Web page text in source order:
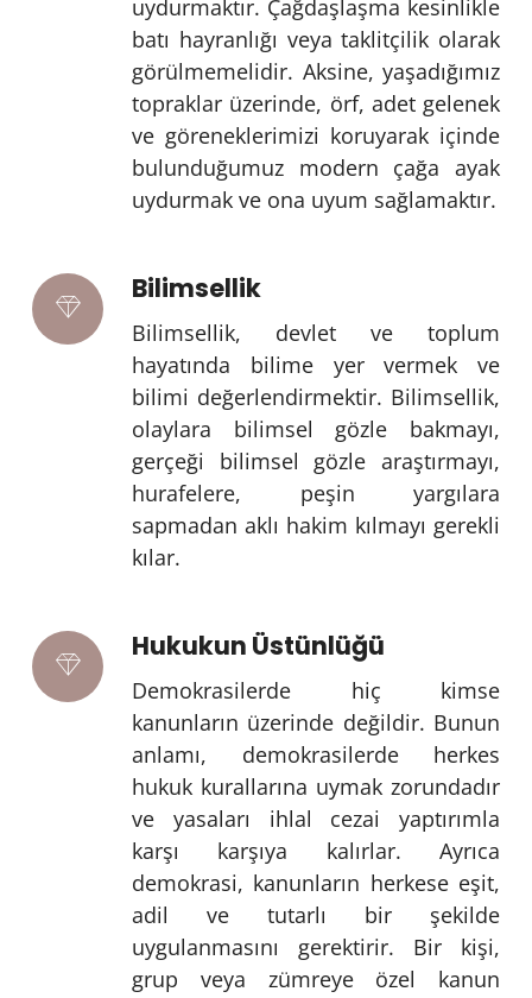
uydurmaktır. Çağdaşlaşma kesinlikle
batı hayranlığı veya taklitçilik olarak
görülmemelidir. Aksine, yaşadığımız
topraklar üzerinde, örf, adet gelenek
ve göreneklerimizi koruyarak içinde
bulunduğumuz modern çağa ayak
uydurmak ve ona uyum sağlamaktır.
Bilimsellik
Bilimsellik, devlet ve toplum
hayatında bilime yer vermek ve
bilimi değerlendirmektir. Bilimsellik,
olaylara bilimsel gözle bakmayı,
gerçeği bilimsel gözle araştırmayı,
hurafelere, peşin yargılara
sapmadan aklı hakim kılmayı gerekli
kılar.
Hukukun Üstünlüğü
Demokrasilerde hiç kimse
kanunların üzerinde değildir. Bunun
anlamı, demokrasilerde herkes
hukuk kurallarına uymak zorundadır
ve yasaları ihlal cezai yaptırımla
karşı karşıya kalırlar. Ayrıca
demokrasi, kanunların herkese eşit,
adil ve tutarlı bir şekilde
uygulanmasını gerektirir. Bir kişi,
grup veya zümreye özel kanun